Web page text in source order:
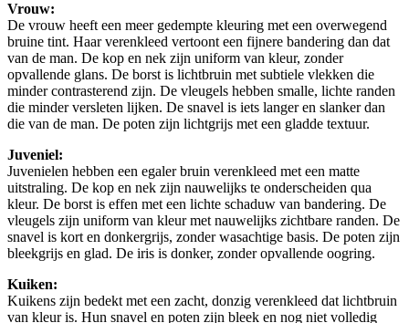
Vrouw:
De vrouw heeft een meer gedempte kleuring met een overwegend
bruine tint. Haar verenkleed vertoont een fijnere bandering dan dat
van de man. De kop en nek zijn uniform van kleur, zonder
opvallende glans. De borst is lichtbruin met subtiele vlekken die
minder contrasterend zijn. De vleugels hebben smalle, lichte randen
die minder versleten lijken. De snavel is iets langer en slanker dan
die van de man. De poten zijn lichtgrijs met een gladde textuur.
Juveniel:
Juvenielen hebben een egaler bruin verenkleed met een matte
uitstraling. De kop en nek zijn nauwelijks te onderscheiden qua
kleur. De borst is effen met een lichte schaduw van bandering. De
vleugels zijn uniform van kleur met nauwelijks zichtbare randen. De
snavel is kort en donkergrijs, zonder wasachtige basis. De poten zijn
bleekgrijs en glad. De iris is donker, zonder opvallende oogring.
Kuiken:
Kuikens zijn bedekt met een zacht, donzig verenkleed dat lichtbruin
van kleur is. Hun snavel en poten zijn bleek en nog niet volledig